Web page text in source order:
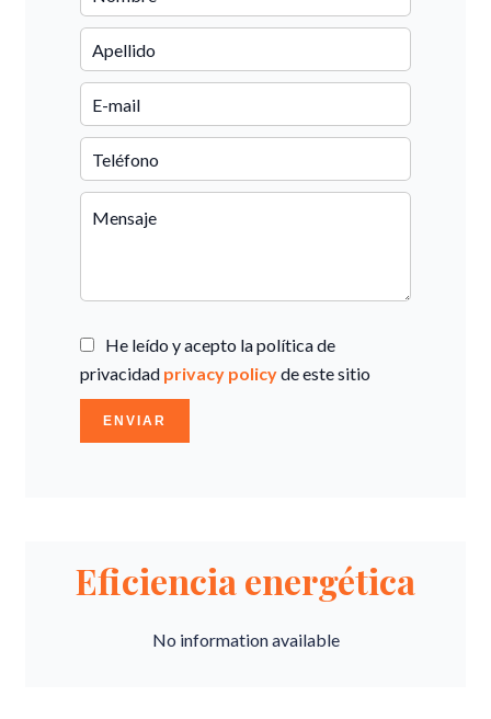
He leído y acepto la política de
privacidad privacy policyde este sitio
ENVIAR
Eficiencia energética
No information available